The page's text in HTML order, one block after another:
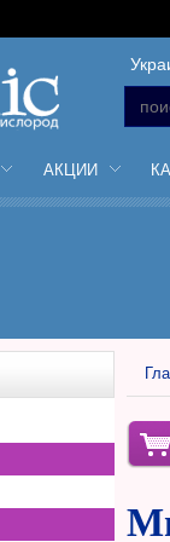
АКЦИИ